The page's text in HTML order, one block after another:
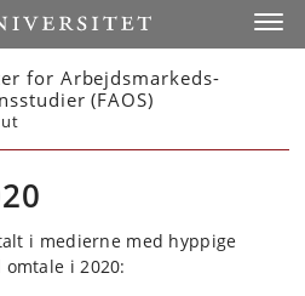
for Arbejdsmarkeds-
(FAOS)
i medierne med hyppige
i 2020: